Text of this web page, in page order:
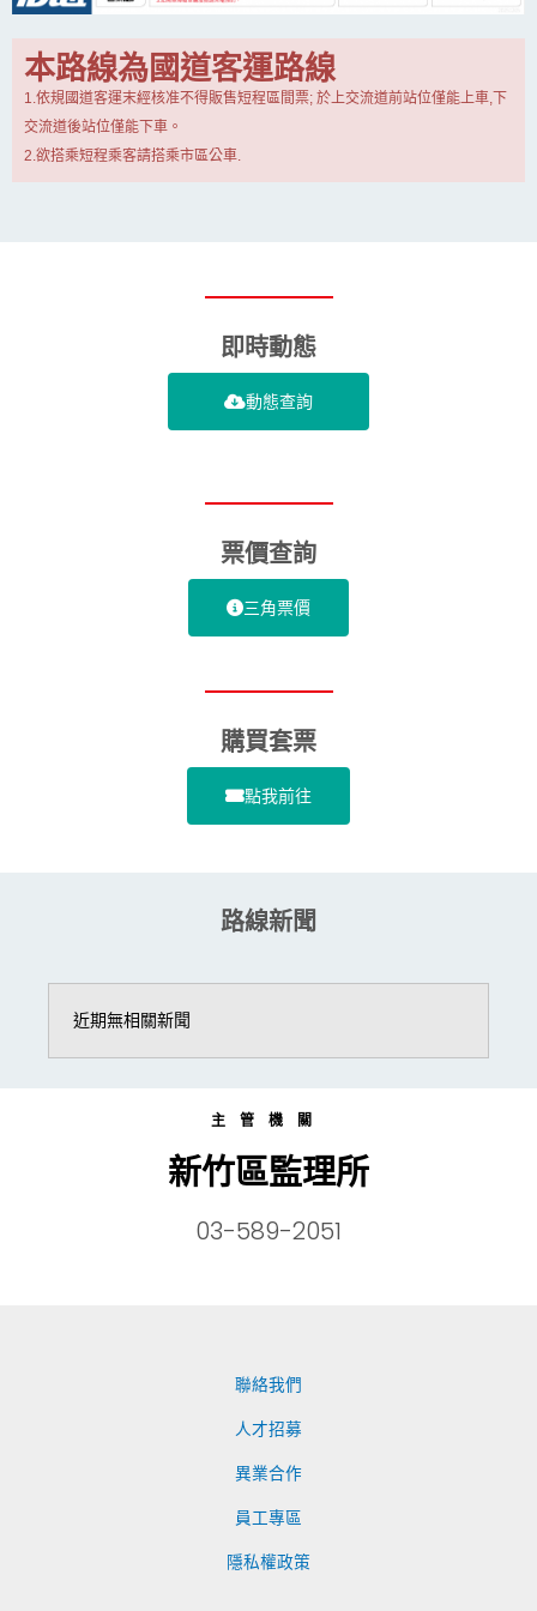
本路線為國道客運路線
1.依規國道客運末經核准不得販售短程區間票; 於上交流道前站位僅能上車,下
交流道後站位僅能下車。
2.欲搭乘短程乘客請搭乘市區公車.
即時動態
動態查詢
票價查詢
三角票價
購買套票
點我前往
路線新聞
近期無相關新聞
主管機關
新竹區監理所
03-589-2051
聯絡我們
人才招募
異業合作
員工專區
隱私權政策